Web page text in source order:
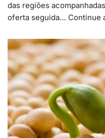
das regiões
oferta seguida… Continue